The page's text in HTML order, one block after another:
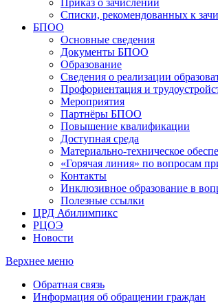
Приказ о зачислении
Списки, рекомендованных к
БПОО
Основные сведения
Документы БПОО
Образование
Сведения о реализации
Профориентация и
Мероприятия
Партнёры БПОО
Повышение квалификации
Доступная среда
Материально-техническое
«Горячая линия» по вопросам
Контакты
Инклюзивное образование в
Полезные ссылки
ЦРД Абилимпикс
РЦОЭ
Новости
Верхнее меню
Обратная связь
Информация об обращении граждан